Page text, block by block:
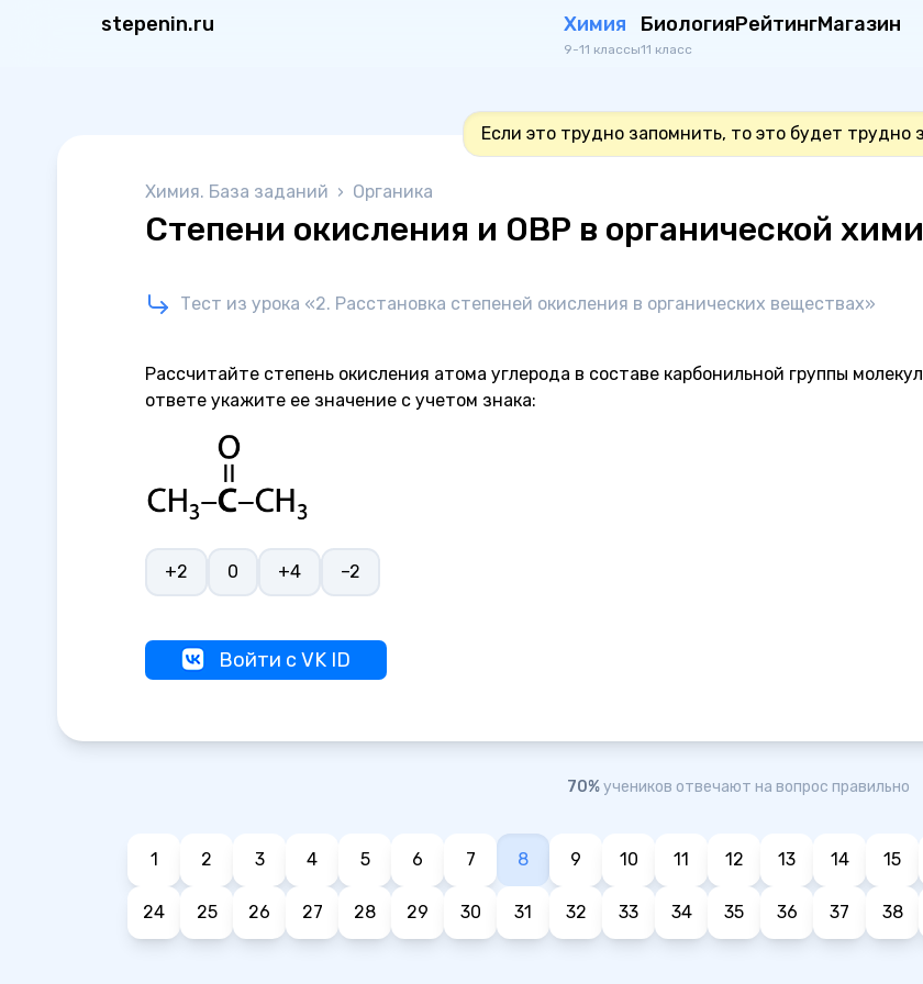
stepenin.ru Химия
9-11 классы
Биология
11 класс
РейтингМагазин
Если это трудно запомнить, то это будет трудно
Химия. База заданий › Органика
Степени окисления и ОВР в органической
Тест из урока «2. Расстановка степеней окисления в органических веществах»
Рассчитайте степень окисления атома углерода в составе карбонильной группы
ответе укажите ее значение с учетом знака:
+2 0 +4 –2
Войти с VK ID
70%учеников отвечают на вопрос правильно
1 2 3 4 5 6 7 8 9 10 11 12 13 14 15
24 25 26 27 28 29 30 31 32 33 34 35 36 37 38